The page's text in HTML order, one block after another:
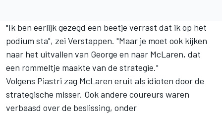
"Ik ben eerlijk gezegd een beetje verrast dat ik op het
podium sta", zei Verstappen. "Maar je moet ook kijken
naar het uitvallen van George en naar McLaren, dat
een rommeltje maakte van de strategie."
Volgens Piastri zag McLaren eruit als idioten door de
strategische misser. Ook andere coureurs waren
verbaasd over de beslissing, onder